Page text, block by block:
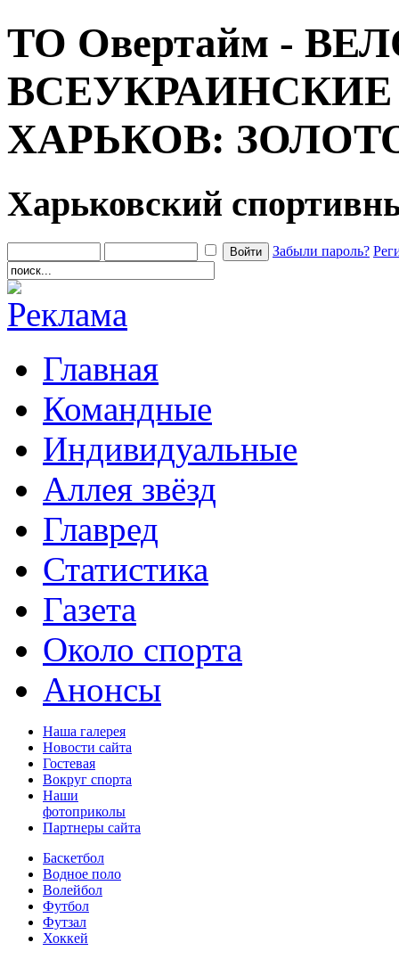
ТО Овертайм -
ХАРЬКОВ:
Харьковский
Забыли пароль?
Главная
Командные
Индивидуальные
Аллея звёзд
Главред
Статистика
Газета
Около спорта
Анонсы
Наша галерея
Новости сайта
Гостевая
Вокруг спорта
Наши
фотоприколы
Партнеры сайта
Баскетбол
Водное поло
Волейбол
Футбол
Футзал
Хоккей